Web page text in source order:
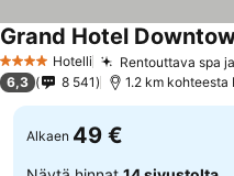
4 Tähtiluokitus
Hotelli Rentouttava spa
Grand Hotel
6,3 8 541 1.2 km kohteesta
Alkaen 49 €